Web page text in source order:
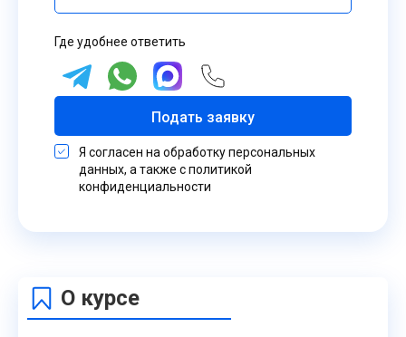
Где удобнее ответить
Подать заявку
Я согласен на обработку персональных
данных, а также с политикой
конфиденциальности
О курсе